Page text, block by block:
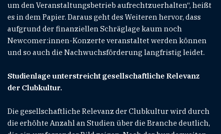
um den Veranstaltungsbetrieb aufrechtzuerhalten“, heißt
es in dem Papier. Daraus geht des Weiteren hervor, dass
aufgrund der finanziellen Schräglage kaum noch
Newcomer:innen-Konzerte veranstaltet werden können
und so auch die Nachwuchsförderung langfristig leidet.
Studienlage unterstreicht gesellschaftliche Relevanz
der Clubkultur.
Die gesellschaftliche Relevanz der Clubkultur wird durch
die erhöhte Anzahl an Studien über die Branche deutlich,